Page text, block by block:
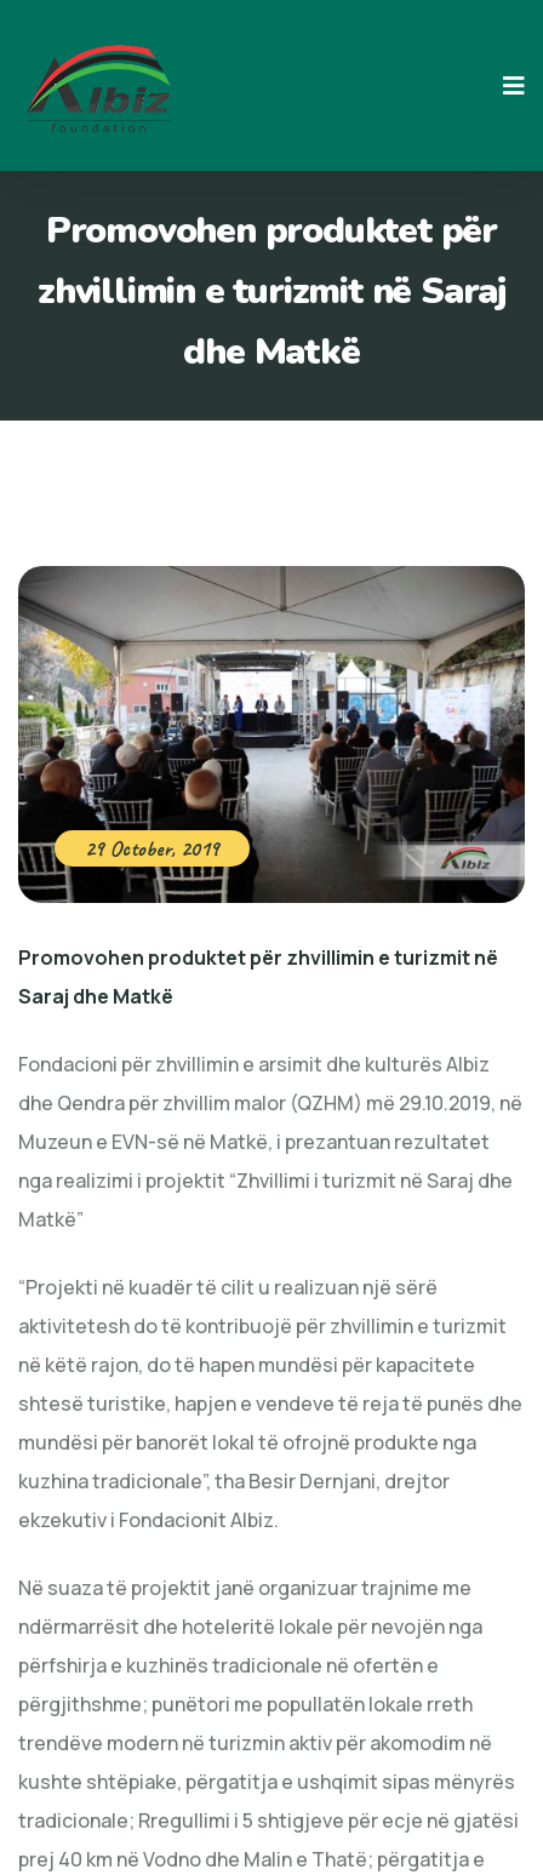
content
Promovohen produktet për
zhvillimin e turizmit në Saraj
dhe Matkë
29 October, 2019
Promovohen produktet për zhvillimin e turizmit në
Saraj dhe Matkë
Fondacioni për zhvillimin e arsimit dhe kulturës Albiz
dhe Qendra për zhvillim malor (QZHM) më 29.10.2019, në
Muzeun e EVN-së në Matkë, i prezantuan rezultatet
nga realizimi i projektit “Zhvillimi i turizmit në Saraj dhe
Matkë”
“Projekti në kuadër të cilit u realizuan një sërë
aktivitetesh do të kontribuojë për zhvillimin e turizmit
në këtë rajon, do të hapen mundësi për kapacitete
shtesë turistike, hapjen e vendeve të reja të punës dhe
mundësi për banorët lokal të ofrojnë produkte nga
kuzhina tradicionale”, tha Besir Dernjani, drejtor
ekzekutiv i Fondacionit Albiz.
Në suaza të projektit janë organizuar trajnime me
ndërmarrësit dhe hoteleritë lokale për nevojën nga
përfshirja e kuzhinës tradicionale në ofertën e
përgjithshme; punëtori me popullatën lokale rreth
trendëve modern në turizmin aktiv për akomodim në
kushte shtëpiake, përgatitja e ushqimit sipas mënyrës
tradicionale; Rregullimi i 5 shtigjeve për ecje në gjatësi
prej 40 km në Vodno dhe Malin e Thatë; përgatitja e